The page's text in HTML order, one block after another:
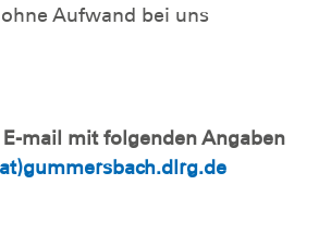
Aufwand bei uns
mail mit folgenden Angaben